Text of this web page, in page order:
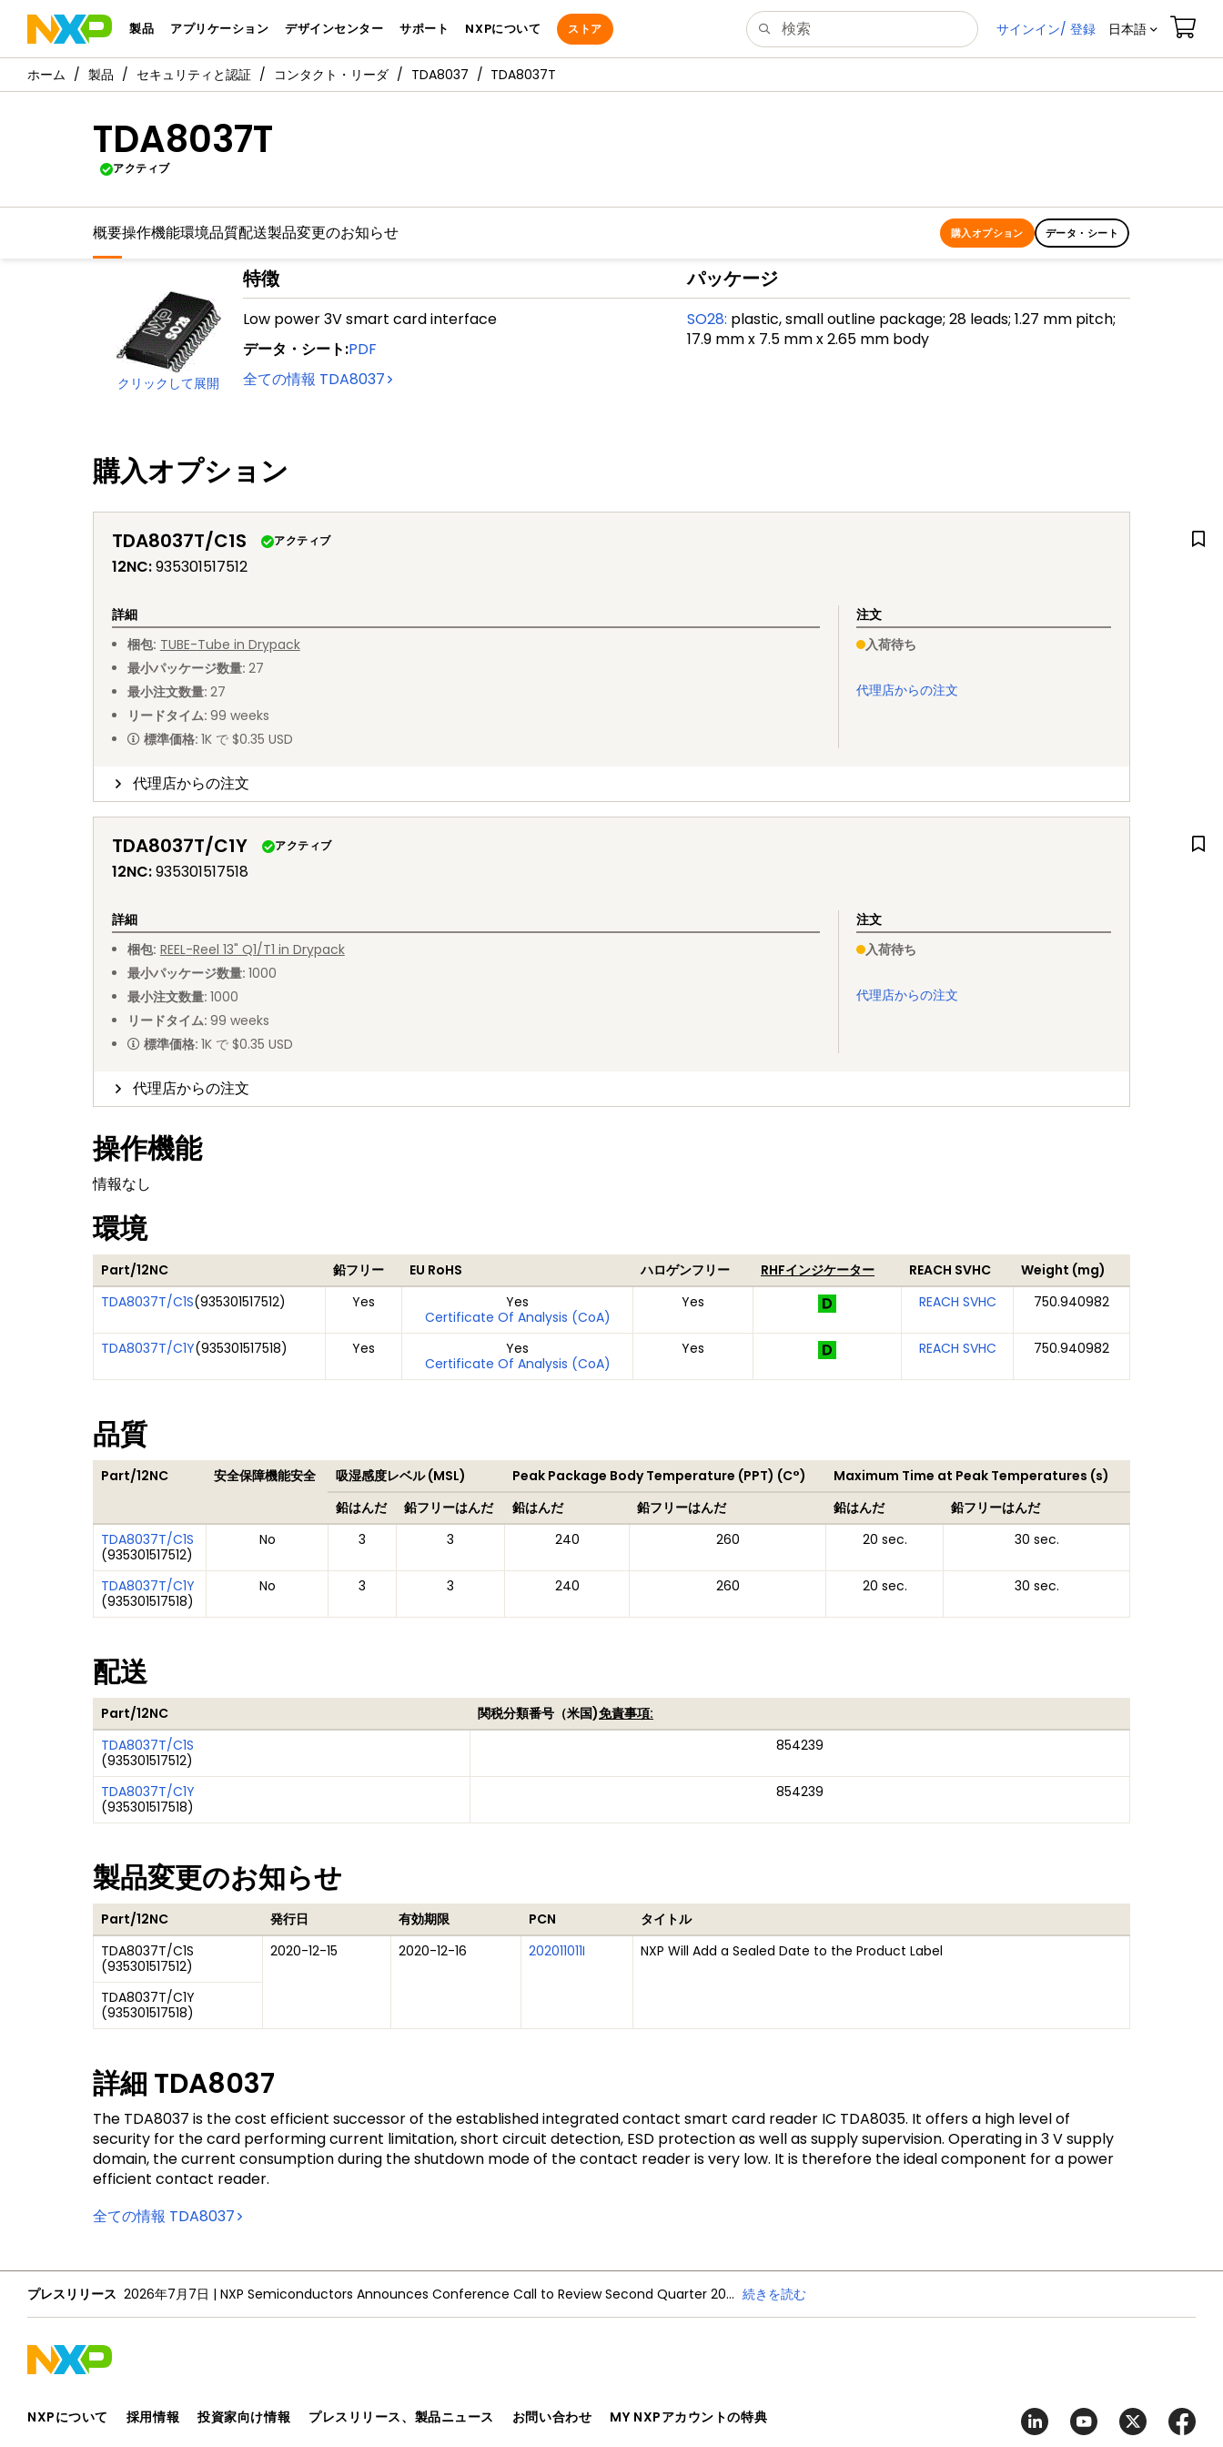
製品 アプリケーション デザインセンター サポート NXPについて ストア サインイン/ 登録 日本語
製品 セキュリティと認証 コンタクト・リーダ TDA8037 TDA8037T
TDA8037T
アクティブ
概要操作機能環境品質配送製品変更のお知らせ 購入オプション データ・シート
クリックして展開
特徴
Low power 3V smart card interface
データ・シート:PDF
全ての情報 TDA8037
パッケージ
SO28: plastic, small outline package; 28 leads; 1.27 mm pitch;
17.9 mm x 7.5 mm x 2.65 mm body
購入オプション
TDA8037T/C1S アクティブ
12NC:935301517512
詳細
梱包: TUBE-Tube in Drypack
最小パッケージ数量: 27
最小注文数量: 27
リードタイム: 99 weeks
標準価格: 1K で $0.35 USD
注文
入荷待ち
代理店からの注文
代理店からの注文
TDA8037T/C1Y アクティブ
12NC:935301517518
詳細
梱包: REEL-Reel 13" Q1/T1 in Drypack
最小パッケージ数量: 1000
最小注文数量: 1000
リードタイム: 99 weeks
標準価格: 1K で $0.35 USD
注文
入荷待ち
代理店からの注文
代理店からの注文
操作機能
情報なし
環境
Part/12NC 鉛フリー EU RoHS ハロゲンフリー RHFインジケーター REACH SVHC
Weight (mg)
TDA8037T/C1S(935301517512) Yes
Yes
Certificate Of Analysis (CoA)
Yes REACH SVHC 750.940982
TDA8037T/C1Y(935301517518) Yes
Yes
Certificate Of Analysis (CoA)
Yes REACH SVHC 750.940982
品質
Part/12NC 安全保障機能安全 吸湿感度レベル (MSL) Peak Package Body Temperature (PPT) (C°)
Maximum Time at Peak Temperatures (s)
鉛はんだ
鉛フリーはんだ 鉛はんだ 鉛フリーはんだ 鉛はんだ
鉛フリーはんだ
TDA8037T/C1S
(935301517512)
No 3 3 240 260 20 sec. 30 sec.
TDA8037T/C1Y
(935301517518)
No 3 3 240 260 20 sec. 30 sec.
配送
Part/12NC 関税分類番号（米国)免責事項:
TDA8037T/C1S
(935301517512)
854239
TDA8037T/C1Y
(935301517518)
854239
製品変更のお知らせ
Part/12NC 発行日 有効期限 PCN
タイトル
TDA8037T/C1S
(935301517512)
2020-12-15 2020-12-16 202011011I NXP Will Add a Sealed Date to the Product Label
TDA8037T/C1Y
(935301517518)
詳細 TDA8037
The TDA8037 is the cost efficient successor of the established integrated contact smart card reader IC TDA8035. It offers a high level of
security for the card performing current limitation, short circuit detection, ESD protection as well as supply supervision. Operating in 3 V supply
domain, the current consumption during the shutdown mode of the contact reader is very low. It is therefore the ideal component for a power
efficient contact reader.
全ての情報 TDA8037
プレスリリース 2026年7月7日 | NXP Semiconductors Announces Conference Call to Review Second Quarter 2026 Financial Results 続きを読む
NXPについて 採用情報 投資家向け情報 プレスリリース、製品ニュース お問い合わせ MY NXPアカウントの特典